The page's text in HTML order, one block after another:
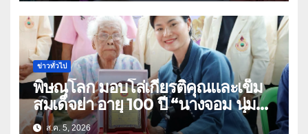
ข่าวทั่วไป
พิษณุโลก มอบโล่เกียรติคุณและเข็ม
สมเด็จย่า อายุ 100 ปี “นางจอม นุ่ม
เนตร” ตำบลบ้านกร่าง อำเภอเมือง
ส.ค. 5, 2026